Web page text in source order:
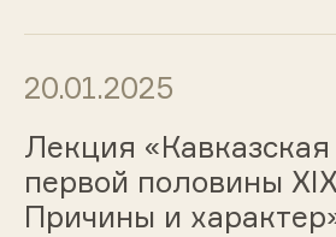
20.01.2025
Лекция
первой половины
Причины и